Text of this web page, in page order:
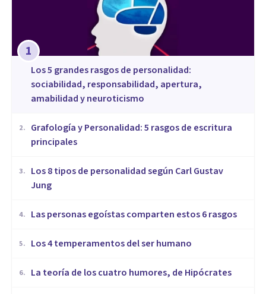
1
Los 5 grandes rasgos de personalidad:
sociabilidad, responsabilidad, apertura,
amabilidad y neuroticismo
2.
Grafología y Personalidad: 5 rasgos de escritura
principales
3.
​Los 8 tipos de personalidad según Carl Gustav
Jung
4. Las personas egoístas comparten estos 6 rasgos
5. Los 4 temperamentos del ser humano
6. ​La teoría de los cuatro humores, de Hipócrates